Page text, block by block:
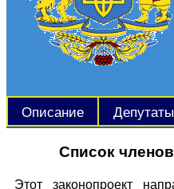
Описание Депутаты
Список
Этот законопроект